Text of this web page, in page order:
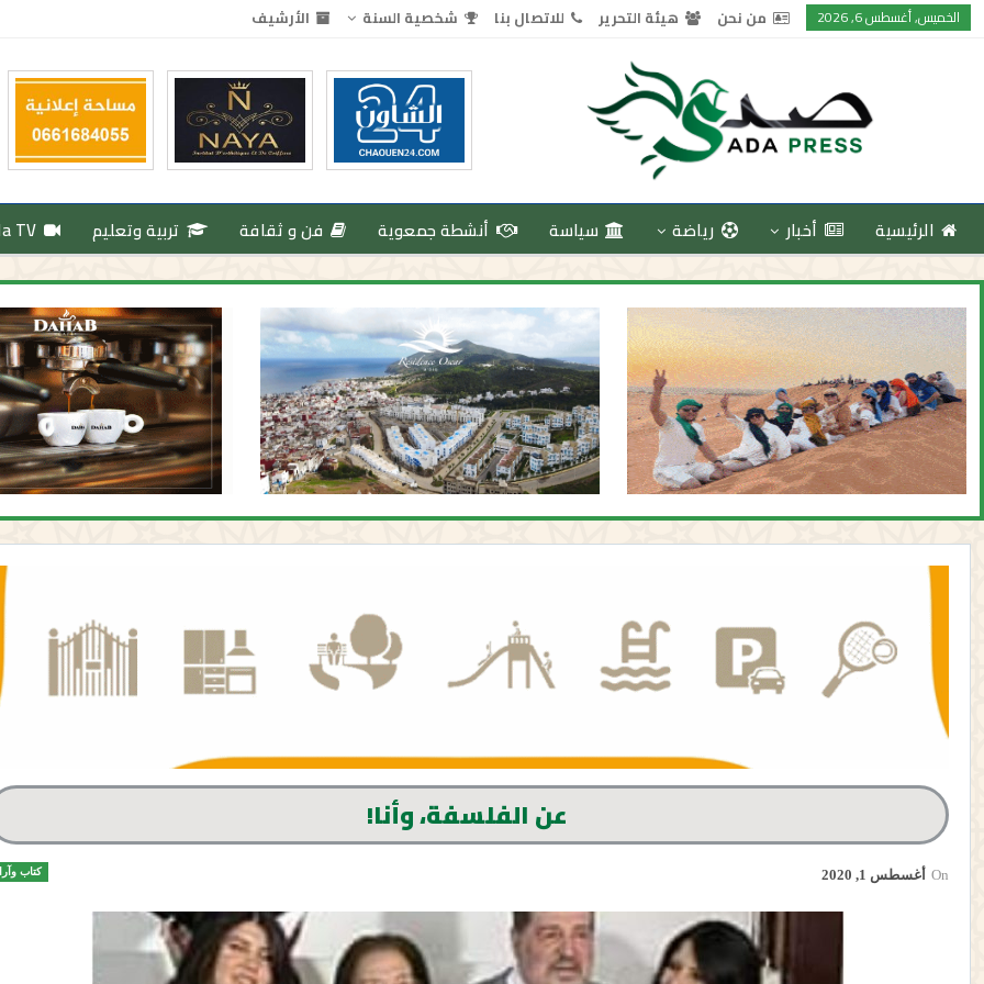
الخميس, أغسطس 6, 2026 من نحن هيئة التحرير للاتصال بنا شخصية السنة الأرشيف
الرئيسية أخبار رياضة سياسة أنشطة جمعوية فن و ثقافة تربية وتعليم TV
عن الفلسفة، وأنا!
كتاب On أغسطس 1, 2020